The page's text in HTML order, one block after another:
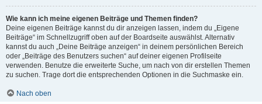
Wie kann ich meine eigenen Beiträge und Themen finden?
Deine eigenen Beiträge kannst du dir anzeigen lassen, indem du „Eigene
Beiträge“ im Schnellzugriff oben auf der Boardseite auswählst. Alternativ
kannst du auch „Deine Beiträge anzeigen“ in deinem persönlichen Bereich
oder „Beiträge des Benutzers suchen“ auf deiner eigenen Profilseite
verwenden. Benutze die erweiterte Suche, um nach von dir erstellen Themen
zu suchen. Trage dort die entsprechenden Optionen in die Suchmaske ein.
Nach oben